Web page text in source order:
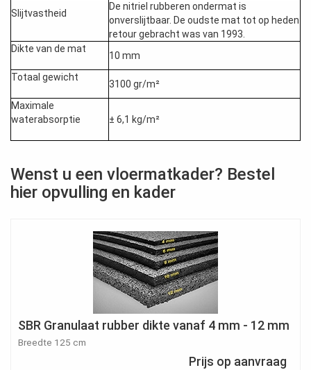
Slijtvastheid
De nitriel rubberen ondermat is
onverslijtbaar. De oudste mat tot op heden
retour gebracht was van 1993.
Dikte van de mat
10 mm
Totaal gewicht
3100 gr/m²
Maximale
waterabsorptie
± 6,1 kg/m²
Wenst u een vloermatkader? Bestel
hier opvulling en kader
SBR Granulaat rubber dikte vanaf 4 mm - 12 mm
Breedte 125 cm
Prijs op aanvraag